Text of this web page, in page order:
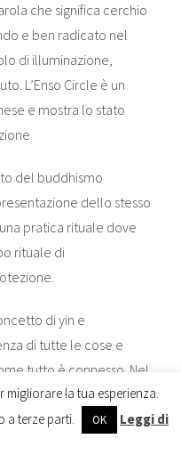
che significa cerchio
e ben radicato nel
di illuminazione,
L’Enso Circle è un
e mostra lo stato
del buddhismo
dello stesso
pratica rituale dove
rituale di
di yin e
di tutte le cose e
tutto è connesso. Nel
l’equilibrio
migliorare la tua esperienza.
a terze parti.
OK
Leggi di